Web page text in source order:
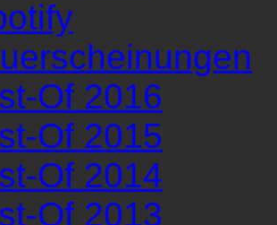
Of 2016
Of 2015
Of 2014
Of 2013